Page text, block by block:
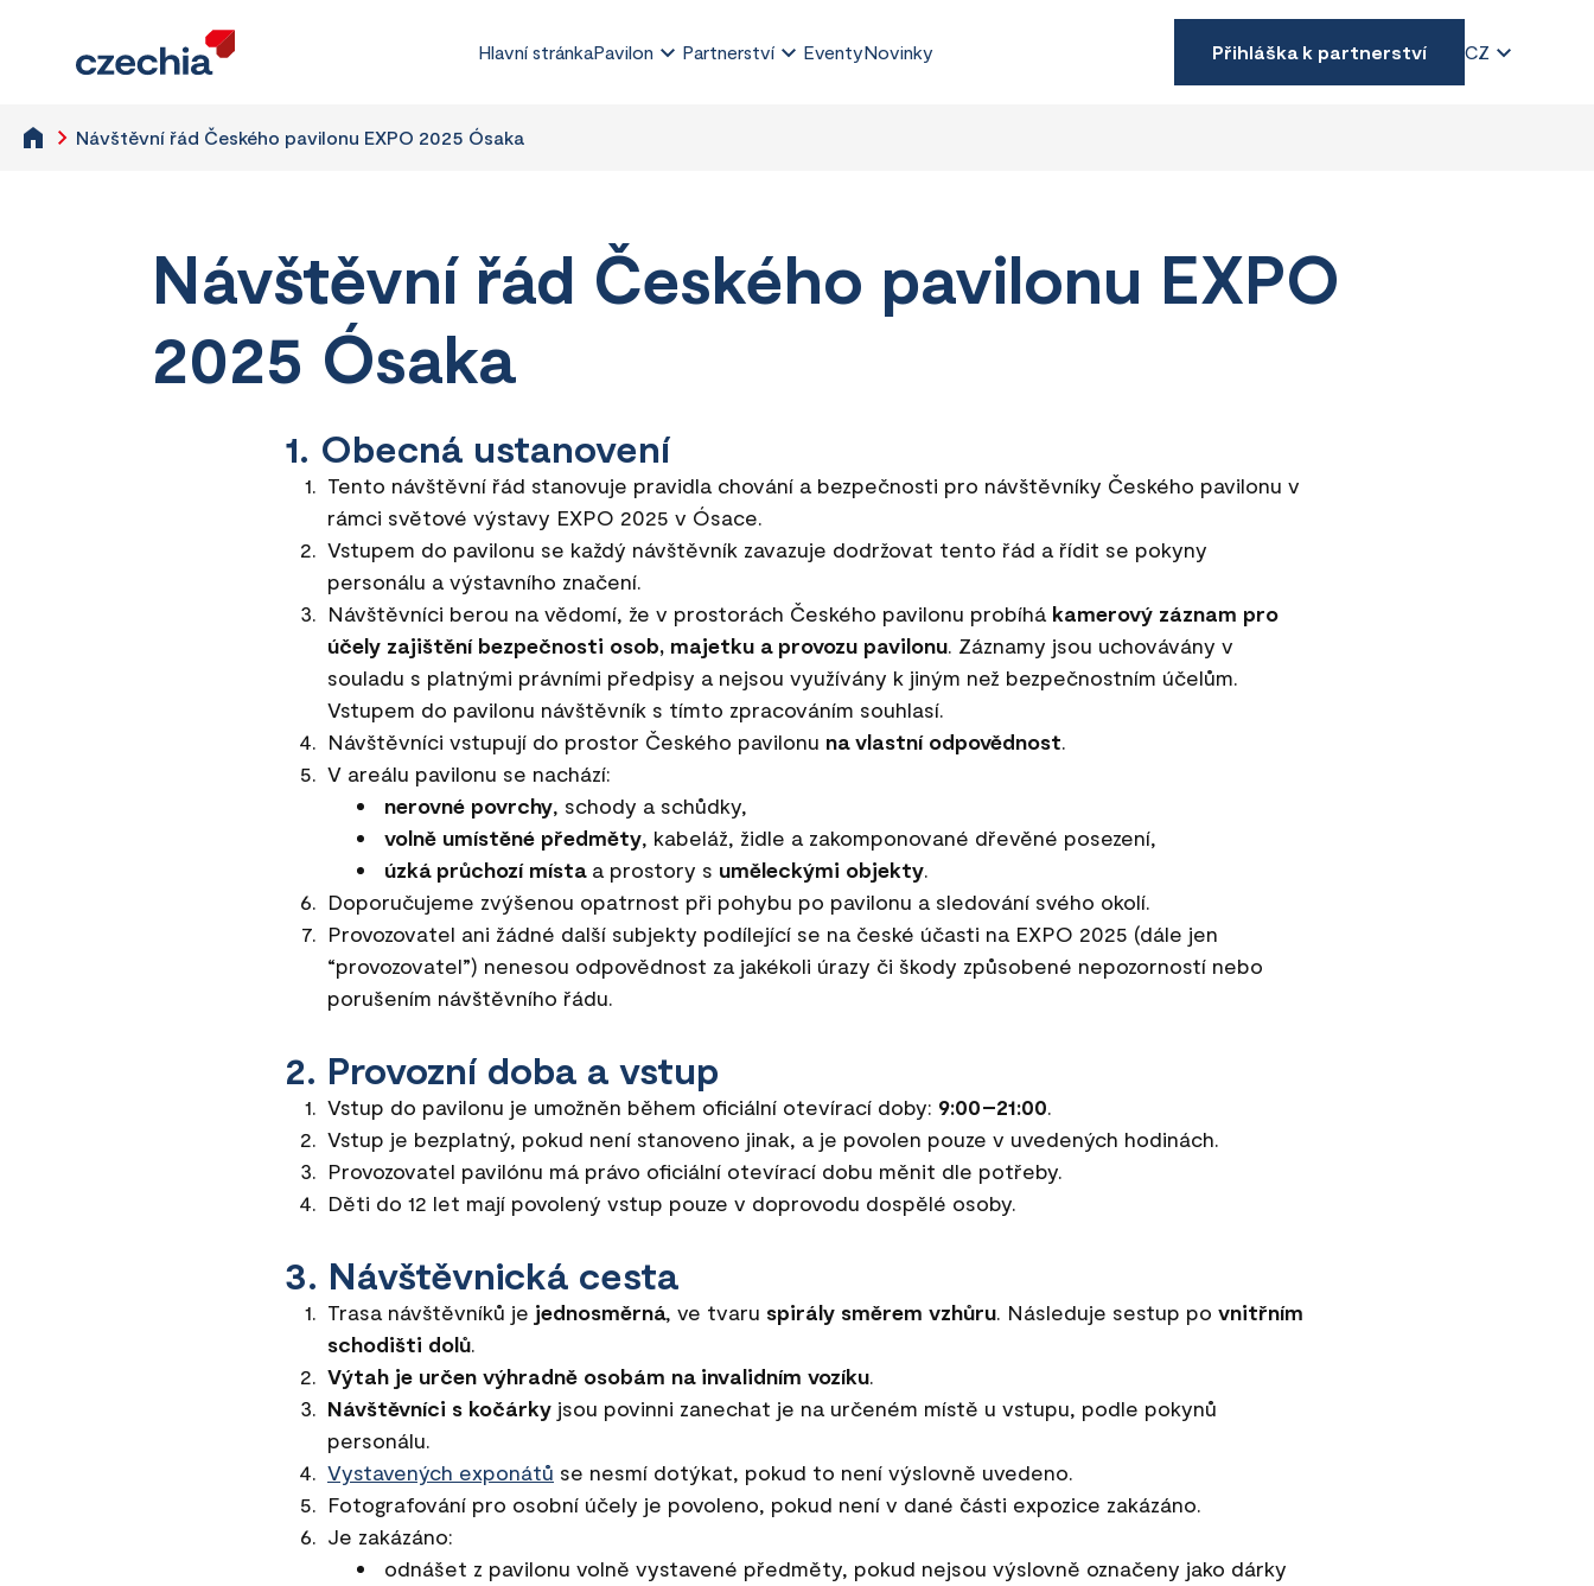
Hlavní stránkaPavilon Partnerství EventyNovinky Přihláška k partnerství CZ
Návštěvní řád Českého pavilonu EXPO 2025 Ósaka
Návštěvní řád Českého pavilonu EXPO
2025 Ósaka
1. Obecná ustanovení
Tento návštěvní řád stanovuje pravidla chování a bezpečnosti pro návštěvníky Českého pavilonu v
rámci světové výstavy EXPO 2025 v Ósace.
Vstupem do pavilonu se každý návštěvník zavazuje dodržovat tento řád a řídit se pokyny
personálu a výstavního značení.
Návštěvníci berou na vědomí, že v prostorách Českého pavilonu probíhá kamerový záznam pro
účely zajištění bezpečnosti osob, majetku a provozu pavilonu. Záznamy jsou uchovávány v
souladu s platnými právními předpisy a nejsou využívány k jiným než bezpečnostním účelům.
Vstupem do pavilonu návštěvník s tímto zpracováním souhlasí.
Návštěvníci vstupují do prostor Českého pavilonu na vlastní odpovědnost.
V areálu pavilonu se nachází:
nerovné povrchy, schody a schůdky,
volně umístěné předměty, kabeláž, židle a zakomponované dřevěné posezení,
úzká průchozí místaa prostory s uměleckými objekty.
Doporučujeme zvýšenou opatrnost při pohybu po pavilonu a sledování svého okolí.
Provozovatel ani žádné další subjekty podílející se na české účasti na EXPO 2025 (dále jen
“provozovatel”) nenesou odpovědnost za jakékoli úrazy či škody způsobené nepozorností nebo
porušením návštěvního řádu.
2. Provozní doba a vstup
Vstup do pavilonu je umožněn během oficiální otevírací doby: 9:00–21:00.
Vstup je bezplatný, pokud není stanoveno jinak, a je povolen pouze v uvedených hodinách.
Provozovatel pavilónu má právo oficiální otevírací dobu měnit dle potřeby.
Děti do 12 let mají povolený vstup pouze v doprovodu dospělé osoby.
3. Návštěvnická cesta
Trasa návštěvníků je jednosměrná, ve tvaru spirály směrem vzhůru. Následuje sestup po vnitřním
schodišti dolů.
Výtah je určen výhradně osobám na invalidním vozíku.
Návštěvníci s kočárky jsou povinni zanechat je na určeném místě u vstupu, podle pokynů
personálu.
Vystavených exponátů se nesmí dotýkat, pokud to není výslovně uvedeno.
Fotografování pro osobní účely je povoleno, pokud není v dané části expozice zakázáno.
Je zakázáno:
odnášet z pavilonu volně vystavené předměty, pokud nejsou výslovně označeny jako dárky